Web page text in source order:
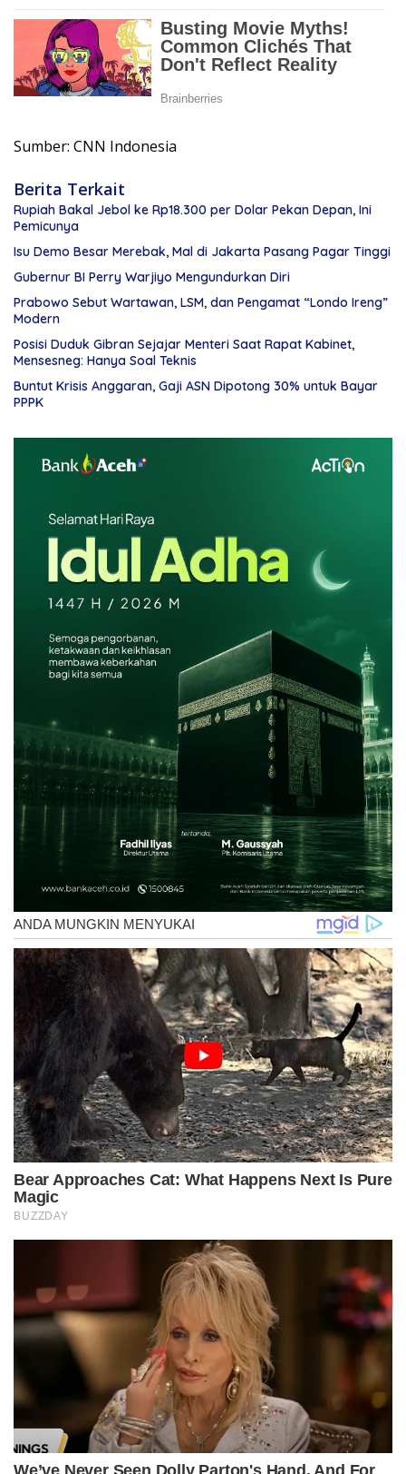
Sumber: CNN Indonesia
Berita Terkait
Rupiah Bakal Jebol ke Rp18.300 per Dolar Pekan Depan, Ini
Pemicunya
Isu Demo Besar Merebak, Mal di Jakarta Pasang Pagar Tinggi
Gubernur BI Perry Warjiyo Mengundurkan Diri
Prabowo Sebut Wartawan, LSM, dan Pengamat “Londo Ireng”
Modern
Posisi Duduk Gibran Sejajar Menteri Saat Rapat Kabinet,
Mensesneg: Hanya Soal Teknis
Buntut Krisis Anggaran, Gaji ASN Dipotong 30% untuk Bayar
PPPK